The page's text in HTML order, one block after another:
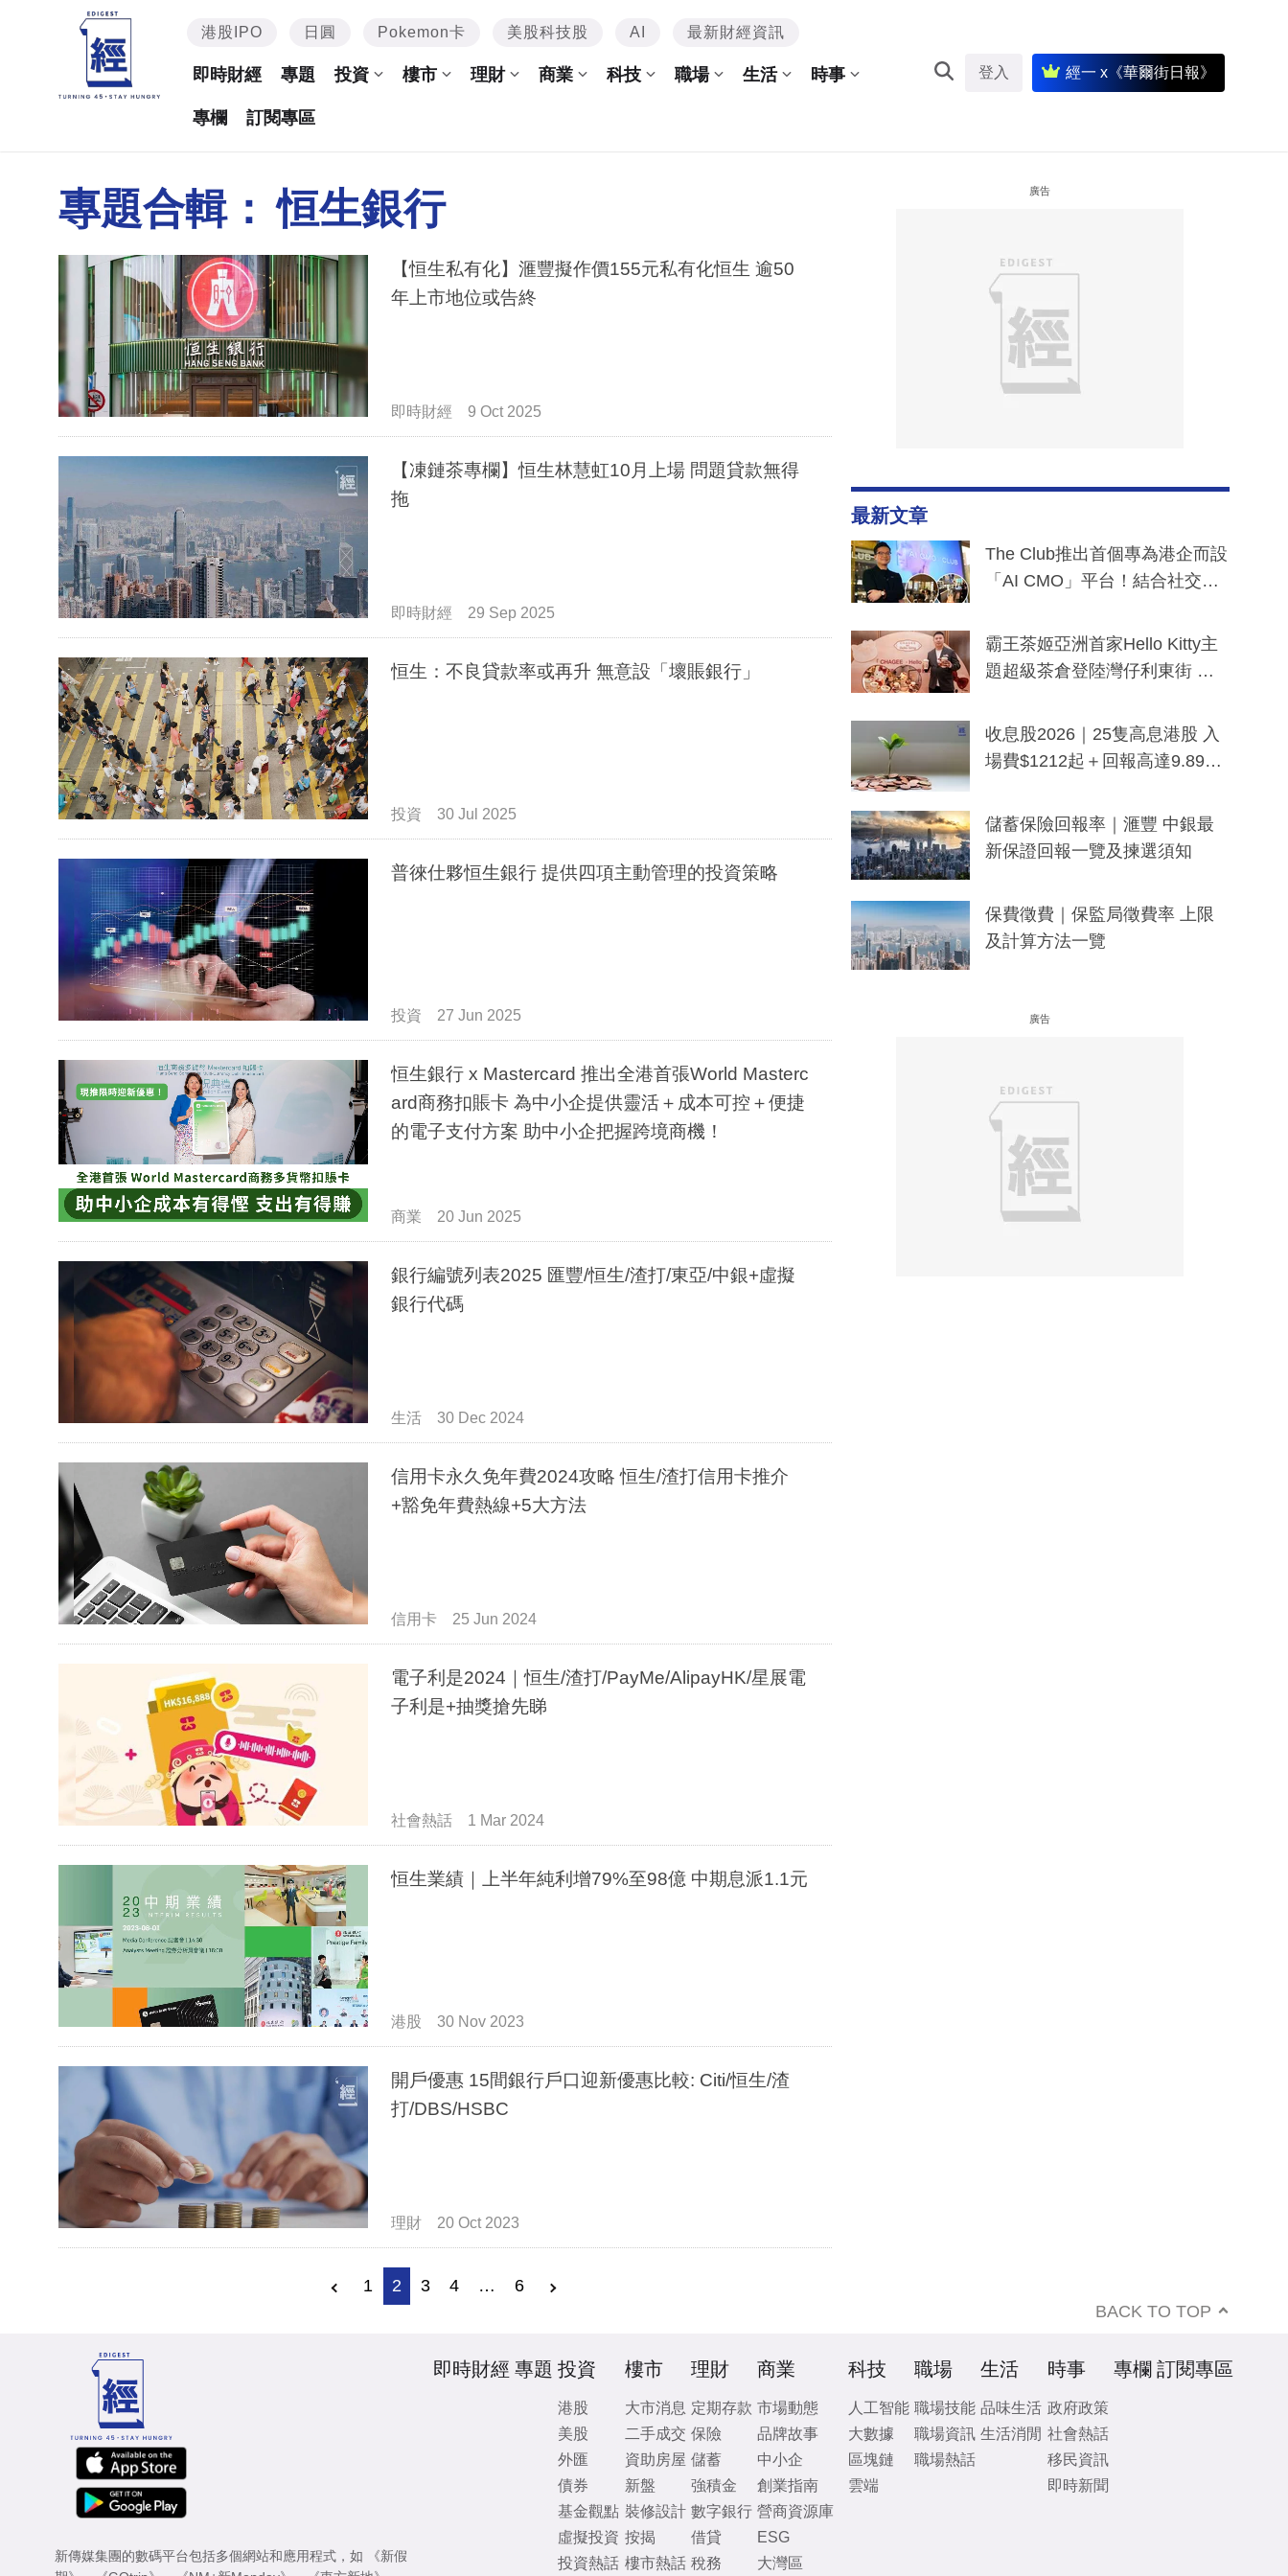
港股IPO 日圓 Pokemon卡 美股科技股 AI 最新財經資訊
即時財經 專題 投資 樓市 理財 商業 科技 職場 生活 時事
專欄 訂閱專區
登入 經一 x《華爾街日報》
專題合輯： 恒生銀行
【恒生私有化】滙豐擬作價155元私有化恒生 逾50
年上市地位或告終
即時財經 9 Oct 2025
【凍鏈茶專欄】恒生林慧虹10月上場 問題貸款無得
拖
即時財經 29 Sep 2025
恒生：不良貸款率或再升 無意設「壞賬銀行」
投資 30 Jul 2025
普徠仕夥恒生銀行 提供四項主動管理的投資策略
投資 27 Jun 2025
恒生銀行 x Mastercard 推出全港首張World Masterc
ard商務扣賬卡 為中小企提供靈活＋成本可控＋便捷
的電子支付方案 助中小企把握跨境商機！
商業 20 Jun 2025
銀行編號列表2025 匯豐/恒生/渣打/東亞/中銀+虛擬
銀行代碼
生活 30 Dec 2024
信用卡永久免年費2024攻略 恒生/渣打信用卡推介
+豁免年費熱線+5大方法
信用卡 25 Jun 2024
電子利是2024｜恒生/渣打/PayMe/AlipayHK/星展電
子利是+抽獎搶先睇
社會熱話 1 Mar 2024
恒生業績｜上半年純利增79%至98億 中期息派1.1元
港股 30 Nov 2023
開戶優惠 15間銀行戶口迎新優惠比較: Citi/恒生/渣
打/DBS/HSBC
理財 20 Oct 2023
1 2 3 4 … 6
廣告
最新文章
The Club推出首個專為港企而設
「AI CMO」平台！結合社交聆
分鐘生成「貼地」宣傳短片
霸王茶姬亞洲首家Hello Kitty主
題超級茶倉登陸灣仔利東街 推
y及香港限定特調系列
收息股2026｜25隻高息港股 入
場費$1212起＋回報高達9.89
儲蓄保險回報率｜滙豐 中銀最
新保證回報一覽及揀選須知
保費徵費｜保監局徵費率 上限
及計算方法一覽
廣告
BACK TO TOP
新傳媒集團的數碼平台包括多個網站和應用程式，如
《新假
即時財經 專題 投資
港股
美股
外匯
債券
基金觀點
虛擬投資
投資熱話
樓市
大市消息
二手成交
資助房屋
新盤
裝修設計
按揭
樓市熱話
理財
定期存款
保險
儲蓄
強積金
數字銀行
借貸
稅務
商業
市場動態
品牌故事
中小企
創業指南
營商資源庫
ESG
大灣區
科技
人工智能
大數據
區塊鏈
雲端
職場
職場技能
職場資訊
職場熱話
生活
品味生活
生活消閒
時事
政府政策
社會熱話
移民資訊
即時新聞
專欄 訂閱專區